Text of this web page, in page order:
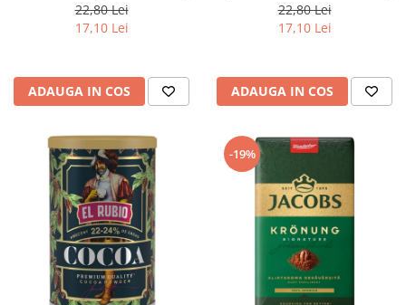
22,80 Lei
17,10 Lei
ADAUGA IN COS
22,80 Lei
17,10 Lei
ADAUGA IN COS
-19%